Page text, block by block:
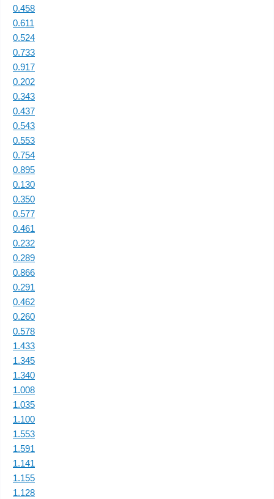
0.458
0.611
0.524
0.733
0.917
0.202
0.343
0.437
0.543
0.553
0.754
0.895
0.130
0.350
0.577
0.461
0.232
0.289
0.866
0.291
0.462
0.260
0.578
1.433
1.345
1.340
1.008
1.035
1.100
1.553
1.591
1.141
1.155
1.128